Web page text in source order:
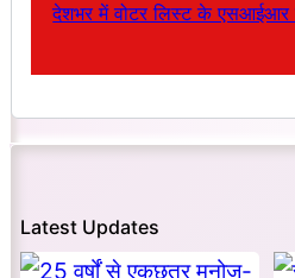
देशभर में वोटर लिस्ट के एसआईआर
Latest Updates